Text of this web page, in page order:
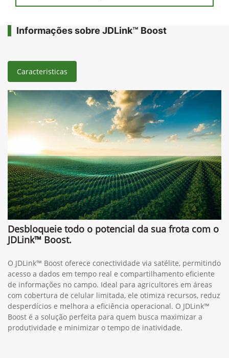
Informações sobre JDLink™ Boost
Caracteristicas
Desbloqueie todo o potencial da sua frota com o
JDLink™ Boost.
O JDLink™ Boost oferece conectividade via satélite, permitindo
acesso a dados em tempo real e compartilhamento eficiente
de informações no campo. Ideal para agricultores em áreas
com cobertura de celular limitada, ele otimiza recursos, reduz
desperdícios e melhora a eficiência operacional. O JDLink™
Boost é a solução perfeita para quem busca maximizar a
produtividade e minimizar o tempo de inatividade.